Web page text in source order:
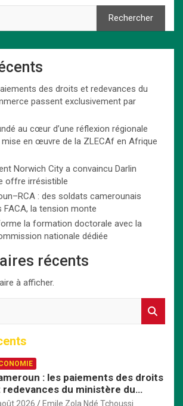
Rechercher
des droits et redevances du
passent exclusivement par
au cœur d’une réflexion régionale
en œuvre de la ZLECAf en Afrique
Norwich City a convaincu Darlin
offre irrésistible
: des soldats camerounais
FACA, la tension monte
la formation doctorale avec la
nationale dédiée
récents
à afficher.
: les paiements des droits
redevances du ministère du
passent exclusivement
2026 Emile Zola Ndé Tchoussi